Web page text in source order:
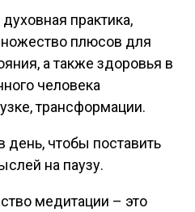
практика,
плюсов для
а также здоровья в
человека
трансформации.
день, чтобы поставить
на паузу.
медитации – это